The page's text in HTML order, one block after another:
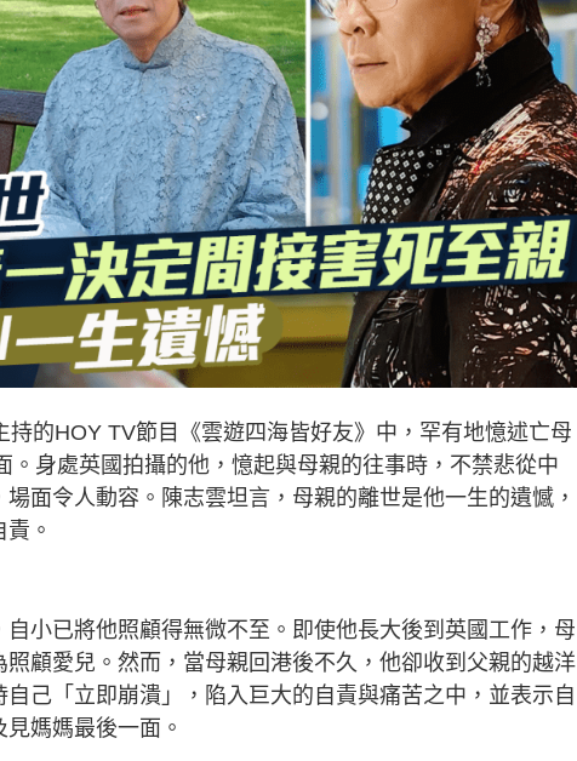
的HOY TV節目《雲遊四海皆好友》中，罕有地憶述亡母
身處英國拍攝的他，憶起與母親的往事時，不禁悲從中
面令人動容。陳志雲坦言，母親的離世是他一生的遺憾，
。
小已將他照顧得無微不至。即使他長大後到英國工作，母
顧愛兒。然而，當母親回港後不久，他卻收到父親的越洋
己「立即崩潰」，陷入巨大的自責與痛苦之中，並表示自
媽媽最後一面。